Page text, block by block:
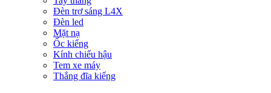
Đèn trợ sáng L4X
Đèn led
Mặt nạ
Ốc kiểng
Kính chiếu hậu
Tem xe máy
Thắng đĩa kiểng